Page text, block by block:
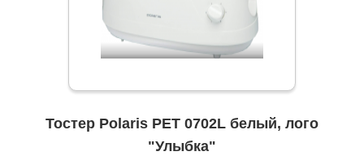
Тостер Polaris PET 0702L белый, лого
"Улыбка"